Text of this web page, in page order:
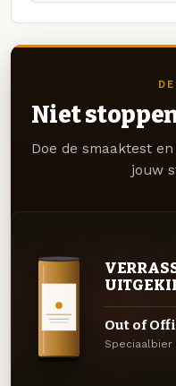
Niet
Doe de smaaktest
jouw
Out of
Speciaalbier